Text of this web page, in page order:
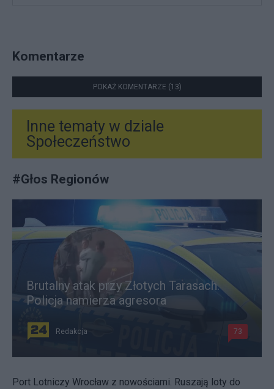
Komentarze
POKAŻ KOMENTARZE (13)
Inne tematy w dziale
Społeczeństwo
#Głos Regionów
Brutalny atak przy Złotych Tarasach.
Policja namierza agresora
Redakcja 73
Port Lotniczy Wrocław z nowościami. Ruszają loty do